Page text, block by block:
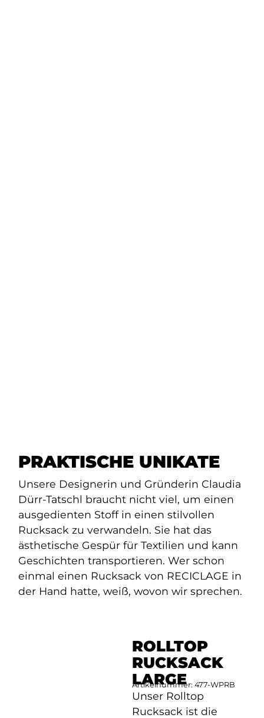
PRAKTISCHE UNIKATE
Unsere Designerin und Gründerin Claudia
Dürr-Tatschl braucht nicht viel, um einen
ausgedienten Stoff in einen stilvollen
Rucksack zu verwandeln. Sie hat das
ästhetische Gespür für Textilien und kann
Geschichten transportieren. Wer schon
einmal einen Rucksack von RECICLAGE in
der Hand hatte, weiß, wovon wir sprechen.
ROLLTOP
RUCKSACK
LARGE
Artikelnummer: 477-WPRB
Unser Rolltop
Rucksack ist die